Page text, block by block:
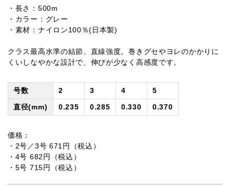
・長さ：500m
・カラー：グレー
・素材：ナイロン100％(日本製)
クラス最高水準の結節、直線強度。巻きグセやヨレのかかりに
くいしなやかな設計で、伸びが少なく高感度です。
号数 2 3 4
5
直径(mm)
0.235 0.285 0.330 0.370
価格：
・2号／3号 671円（税込）
・4号 682円（税込）
・5号 715円（税込）